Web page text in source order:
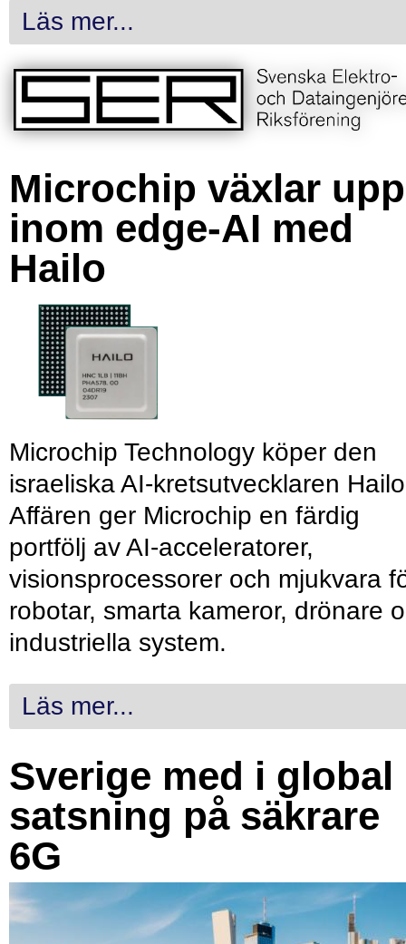
Läs mer...
Microchip växlar upp
inom edge-AI med
Hailo
Microchip Technology köper den
israeliska AI-kretsutvecklaren
Affären ger Microchip en färdig
portfölj av AI-acceleratorer,
visionsprocessorer och mjukvara
robotar, smarta kameror, drönare
industriella system.
Läs mer...
Sverige med i global
satsning på säkrare
6G